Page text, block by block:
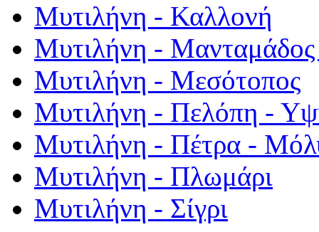
Μυτιλήνη - Καλλονή
Μυτιλήνη - Μανταμάδος
Μυτιλήνη - Μεσότοπος
Μυτιλήνη - Πελόπη -
Μυτιλήνη - Πέτρα -
Μυτιλήνη - Πλωμάρι
Μυτιλήνη - Σίγρι